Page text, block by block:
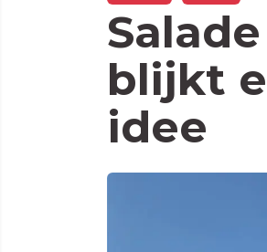
blijkt
idee